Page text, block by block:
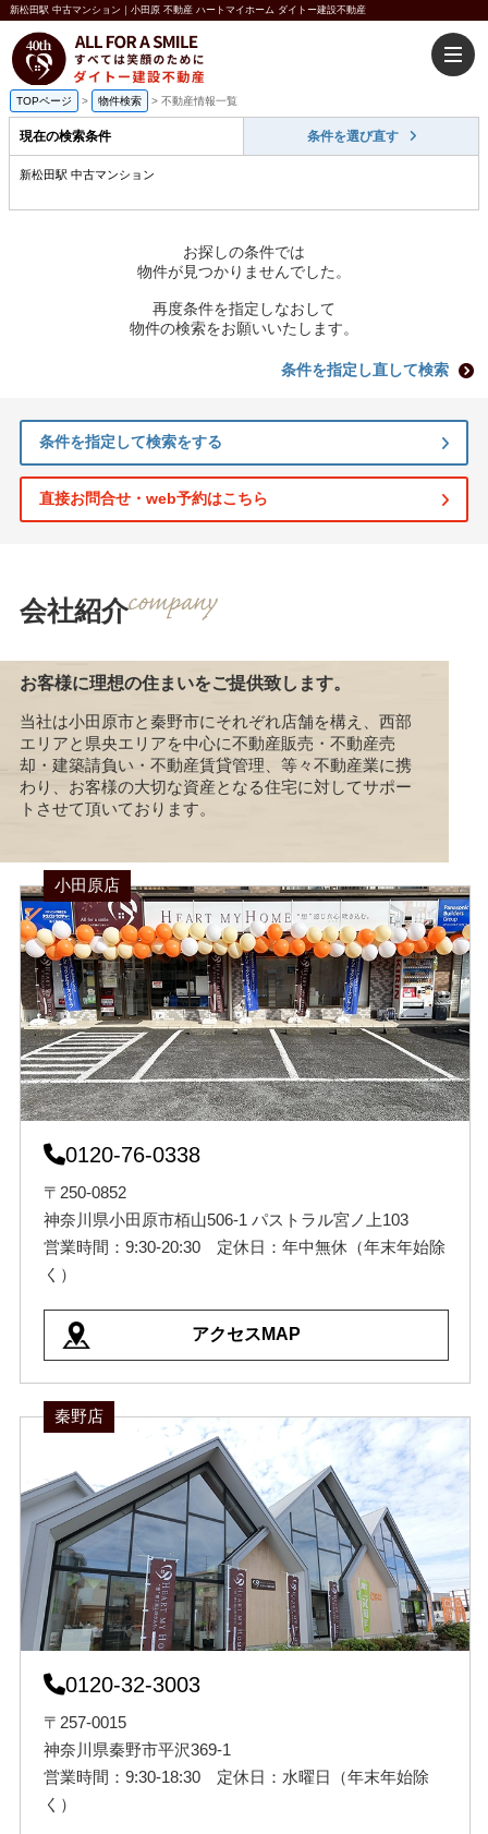
新松田駅 中古マンション｜小田原 不動産 ハートマイホーム ダイトー建設不動産
TOPページ > 物件検索 > 不動産情報一覧
現在の検索条件 条件を選び直す
新松田駅 中古マンション
お探しの条件では
物件が見つかりませんでした。
再度条件を指定しなおして
物件の検索をお願いいたします。
条件を指定し直して検索
条件を指定して検索をする
直接お問合せ・web予約はこちら
会社紹介
お客様に理想の住まいをご提供致します。
当社は小田原市と秦野市にそれぞれ店舗を構え、西部
エリアと県央エリアを中心に不動産販売・不動産売
却・建築請負い・不動産賃貸管理、等々不動産業に携
わり、お客様の大切な資産となる住宅に対してサポー
トさせて頂いております。
小田原店
0120-76-0338
〒250-0852
神奈川県小田原市栢山506-1 パストラル宮ノ上103
営業時間：9:30-20:30 定休日：年中無休（年末年始除
く）
アクセスMAP
秦野店
0120-32-3003
〒257-0015
神奈川県秦野市平沢369-1
営業時間：9:30-18:30 定休日：水曜日（年末年始除
く）